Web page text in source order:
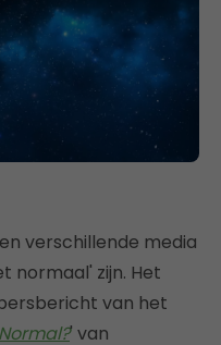
verschillende media
normaal' zijn. Het
van het
' van